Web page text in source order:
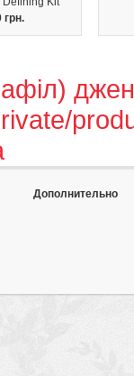
грн.
Дополнительно